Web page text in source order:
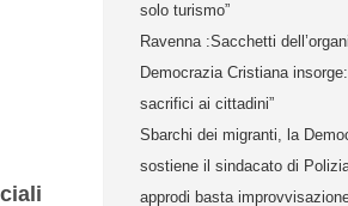
solo turismo”
Ravenna :Sacchetti
Democrazia Cristiana
sacrifici ai cittadini”
Sbarchi dei migranti, la
sostiene il sindacato di
approdi basta